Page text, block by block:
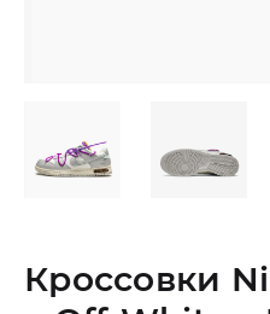
Кроссовки